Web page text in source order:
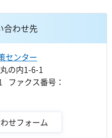
合わせ先
センター
の内1-6-1
ファクス番号：